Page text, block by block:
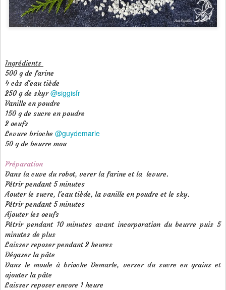
Ingrédients
500 g de farine
4 càs d'eau tiède
250 g de skyr@siggisfr
Vanille en poudre
150 g de sucre en poudre
2 oeufs
Levure brioche @guydemarle
50 g de beurre mou
Préparation
Dans la cuve du robot, verer la farine et la levure.
Pétrir pendant 5 minutes
Aouter le sucre, l'eau tiède, la vanille en poudre et le sky.
Pétrir pendant 5 minutes
Ajouter les oeufs
Pétrir pendant 10 minutes avant incorporation du beurre puis 5
minutes de plus
Laisser reposer pendant 2 heures
Dégazer la pâte
Dans le moule à brioche Demarle, verser du sucre en grains et
ajouter la pâte
Laisser reposer encore 1 heure